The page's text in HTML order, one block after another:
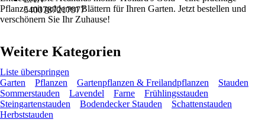
5400787217977
Pflanze mit goldenen Blättern für Ihren Garten. Jetzt bestellen und
verschönern Sie Ihr Zuhause!
Weitere Kategorien
Liste überspringen
Garten
Pflanzen Gartenpflanzen & Freilandpflanzen
Stauden
Sommerstauden
Lavendel Farne
Frühlingsstauden
Steingartenstauden
Bodendecker Stauden
Schattenstauden
Herbststauden